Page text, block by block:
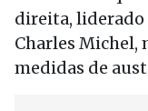
direita,
Charles Michel,
medidas de